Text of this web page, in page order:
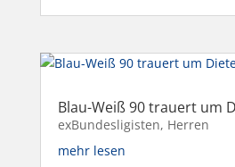
Blau-Weiß 90 trauert um
exBundesligisten, Herren
mehr lesen